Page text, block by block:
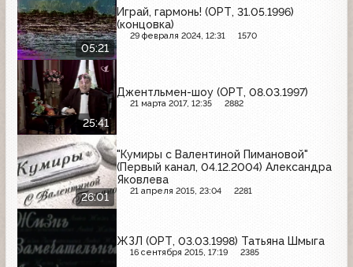
05:21
Играй, гармонь! (ОРТ, 31.05.1996)
(концовка)
29 февраля 2024, 12:31 1570
25:41
Джентльмен-шоу (ОРТ, 08.03.1997)
21 марта 2017, 12:35 2882
26:01
"Кумиры с Валентиной Пимановой"
(Первый канал, 04.12.2004) Александра
Яковлева
21 апреля 2015, 23:04 2281
ЖЗЛ (ОРТ, 03.03.1998) Татьяна Шмыга
16 сентября 2015, 17:19 2385